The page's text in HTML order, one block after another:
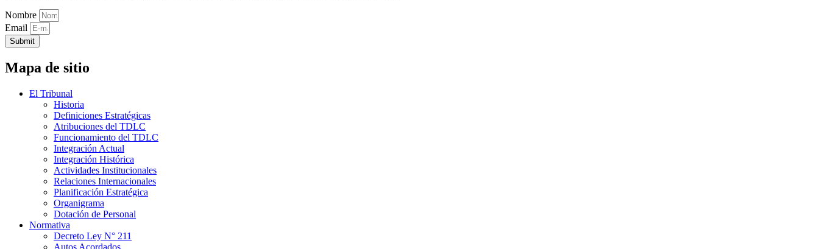
Nombre
Email
Submit
Mapa de sitio
El Tribunal
Historia
Definiciones Estratégicas
Atribuciones del TDLC
Funcionamiento del TDLC
Integración Actual
Integración Histórica
Actividades Institucionales
Relaciones Internacionales
Planificación Estratégica
Organigrama
Dotación de Personal
Normativa
Decreto Ley N° 211